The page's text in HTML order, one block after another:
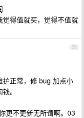
得值就买，觉得不值就
56
正常，修 bug 加点小
。
更不更新无所谓啊。03